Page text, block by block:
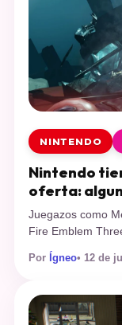
NINTENDO
Nintendo
oferta:
Juegazos como
Fire Emblem
Nintendo rebaje
de la misma
Por Ígneo• 12 de